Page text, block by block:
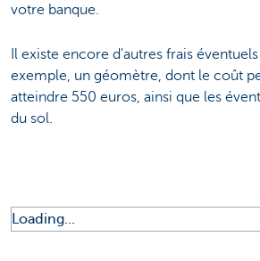
votre banque.
Il existe encore d'autres frais
exemple, un géomètre, dont le coût
atteindre 550 euros, ainsi que les
du sol.
Loading...